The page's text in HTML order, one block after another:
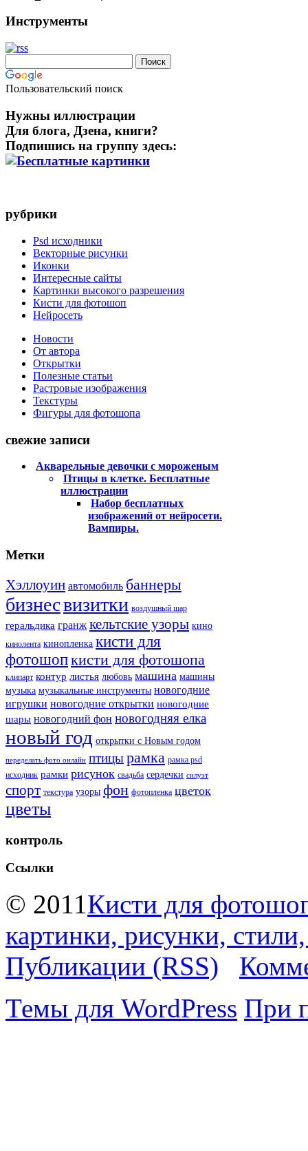
Инструменты
Пользовательский поиск
Нужны иллюстрации
Для блога, Дзена, книги?
Подпишись на группу здесь:
рубрики
Psd исходники
Векторные рисунки
Иконки
Интересные сайты
Картинки высокого разрешения
Кисти для фотошоп
Нейросеть
Новости
От автора
Открытки
Полезные статьи
Растровые изображения
Текстуры
Фигуры для фотошопа
свежие записи
Акварельные девочки с мороженым
Птицы в клетке. Бесплатные
иллюстрации
Набор бесплатных
изображений от нейросети.
Вампиры.
Метки
Хэллоуин автомобиль баннеры
бизнесвизитки воздушный шар
геральдика гранж кельтские узоры кино
кинолента кинопленка кисти для
фотошопкисти для фотошопа
клипарт контур листья любовь машина машины
музыка музыкальные инструменты новогодние
игрушки новогодние открытки новогодние
шары новогодний фон новогодняя елка
новый год открытки с Новым годом
переделать фото онлайн птицырамка рамка psd
исходник рамки рисунок свадьба сердечки силуэт
спорт текстура узоры фон фотопленка цветок
цветы
контроль
Ссылки
© 2011Кисти для
картинки, рисунки,
Публикации (RSS)
Темы для WordPress При